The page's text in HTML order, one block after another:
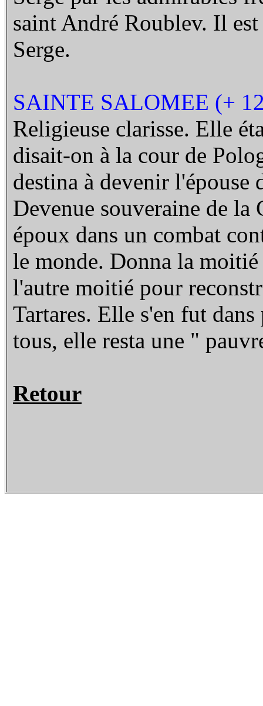
saint André Roublev. Il
Serge.
SAINTE SALOMEE (+
Religieuse clarisse. Elle
disait-on à la cour de
destina à devenir
Devenue souveraine de
époux dans un combat
le monde. Donna la moitié
l'autre moitié pour
Tartares. Elle s'en fut
tous, elle resta une "
Retour